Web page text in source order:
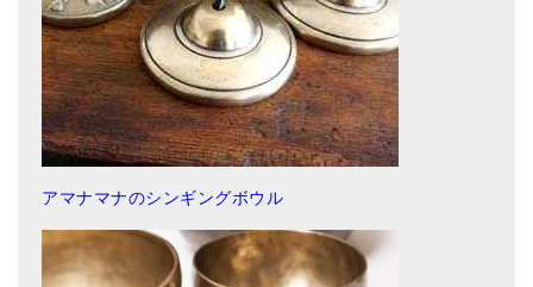
アマナマナのシンギングボウル